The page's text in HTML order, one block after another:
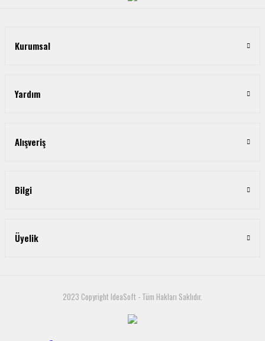
Kurumsal
Yardım
Alışveriş
Bilgi
Üyelik
2023 Copyright IdeaSoft - Tüm Hakları Saklıdır.